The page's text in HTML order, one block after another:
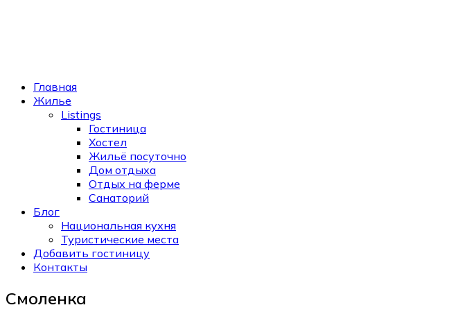
Главная
Жилье
Listings
Гостиница
Хостел
Жильё посуточно
Дом отдыха
Отдых на ферме
Санаторий
Блог
Национальная кухня
Туристические места
Добавить гостиницу
Контакты
Смоленка